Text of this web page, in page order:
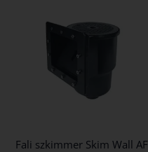
Fali szkimmer Skim Wall AF